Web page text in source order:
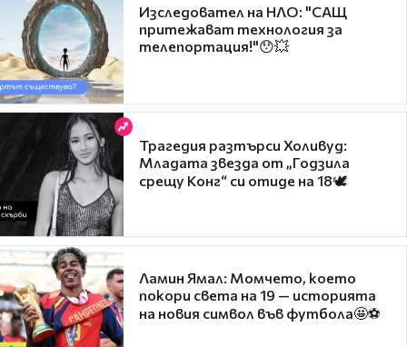
Изследовател на НЛО: "САЩ
притежават технология за
телепортация!"😯💥
Трагедия разтърси Холивуд:
Младата звезда от „Годзила
срещу Конг“ си отиде на 18🕊️
Ламин Ямал: Момчето, което
покори света на 19 — историята
на новия символ във футбола🤩⚽